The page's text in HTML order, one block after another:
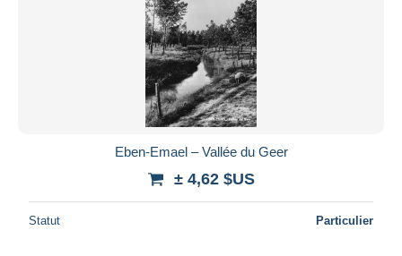
Eben-Emael – Vallée du Geer
± 4,62 $US
Statut Particulier